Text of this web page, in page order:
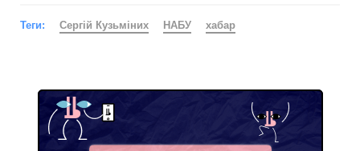
Теги: Сергій Кузьміних НАБУ хабар